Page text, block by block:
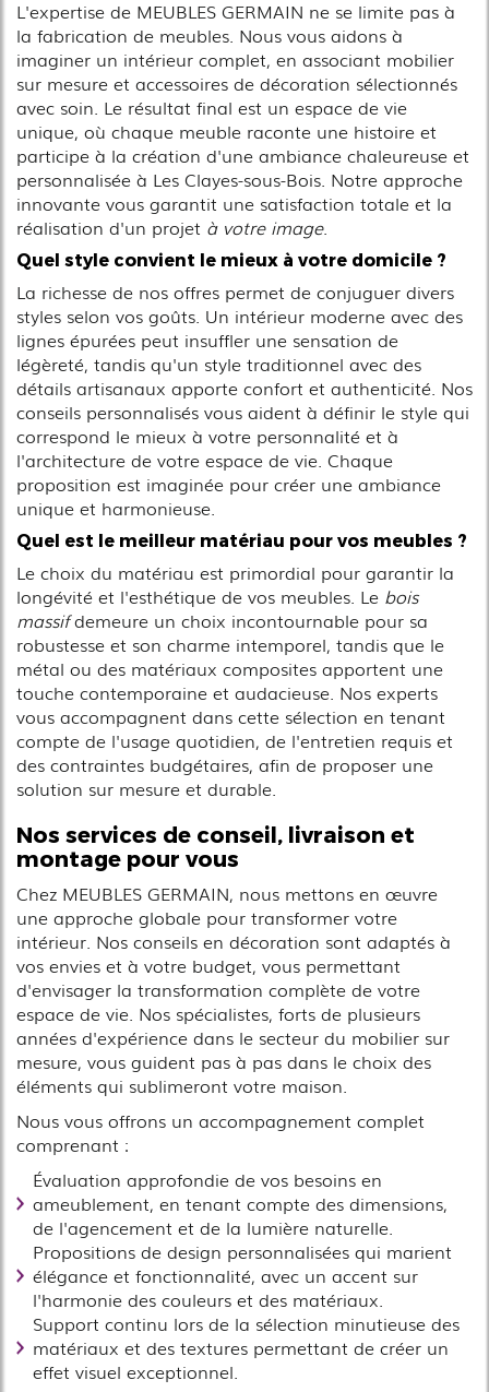
L'expertise de MEUBLES GERMAIN ne se limite pas à
la fabrication de meubles. Nous vous aidons à
imaginer un intérieur complet, en associant mobilier
sur mesure et accessoires de décoration sélectionnés
avec soin. Le résultat final est un espace de vie
unique, où chaque meuble raconte une histoire et
participe à la création d'une ambiance chaleureuse et
personnalisée à Les Clayes-sous-Bois. Notre approche
innovante vous garantit une satisfaction totale et la
réalisation d'un projet à votre image.
Quel style convient le mieux à votre domicile ?
La richesse de nos offres permet de conjuguer divers
styles selon vos goûts. Un intérieur moderne avec des
lignes épurées peut insuffler une sensation de
légèreté, tandis qu'un style traditionnel avec des
détails artisanaux apporte confort et authenticité. Nos
conseils personnalisés vous aident à définir le style qui
correspond le mieux à votre personnalité et à
l'architecture de votre espace de vie. Chaque
proposition est imaginée pour créer une ambiance
unique et harmonieuse.
Quel est le meilleur matériau pour vos meubles ?
Le choix du matériau est primordial pour garantir la
longévité et l'esthétique de vos meubles. Le bois
massifdemeure un choix incontournable pour sa
robustesse et son charme intemporel, tandis que le
métal ou des matériaux composites apportent une
touche contemporaine et audacieuse. Nos experts
vous accompagnent dans cette sélection en tenant
compte de l'usage quotidien, de l'entretien requis et
des contraintes budgétaires, afin de proposer une
solution sur mesure et durable.
Nos services de conseil, livraison et
montage pour vous
Chez MEUBLES GERMAIN, nous mettons en œuvre
une approche globale pour transformer votre
intérieur. Nos conseils en décoration sont adaptés à
vos envies et à votre budget, vous permettant
d'envisager la transformation complète de votre
espace de vie. Nos spécialistes, forts de plusieurs
années d'expérience dans le secteur du mobilier sur
mesure, vous guident pas à pas dans le choix des
éléments qui sublimeront votre maison.
Nous vous offrons un accompagnement complet
comprenant :
Évaluation approfondie de vos besoins en
ameublement, en tenant compte des dimensions,
de l'agencement et de la lumière naturelle.
Propositions de design personnalisées qui marient
élégance et fonctionnalité, avec un accent sur
l'harmonie des couleurs et des matériaux.
Support continu lors de la sélection minutieuse des
matériaux et des textures permettant de créer un
effet visuel exceptionnel.